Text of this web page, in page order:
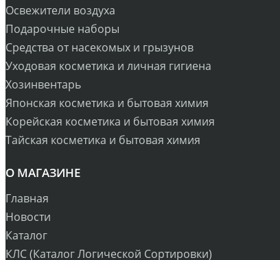
Освежители воздуха
Подарочные наборы
Средства от насекомых и грызунов
Уходовая косметика и личная гигиена
Хозинвентарь
Японская косметика и бытовая химия
Корейская косметика и бытовая химия
Тайская косметика и бытовая химия
О МАГАЗИНЕ
Главная
Новости
Каталог
КЛС (Каталог Логической Сортировки)